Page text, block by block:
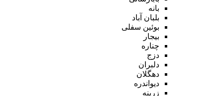
بانه
بلبان آباد
بوئین سفلی
بیجار
چناره
دزج
دلبران
دهگلان
دیواندره
زرینه